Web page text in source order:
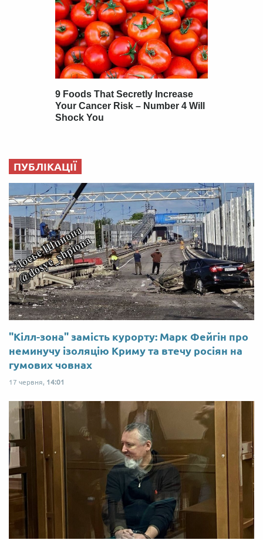
ПУБЛІКАЦІЇ
"Кілл-зона" замість курорту: Марк Фейгін про
неминучу ізоляцію Криму та втечу росіян на
гумових човнах
17 червня, 14:01